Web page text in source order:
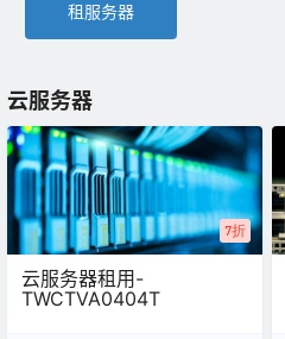
租服务器
云服务器
7折
云服务器租用-
TWCTVA0404T